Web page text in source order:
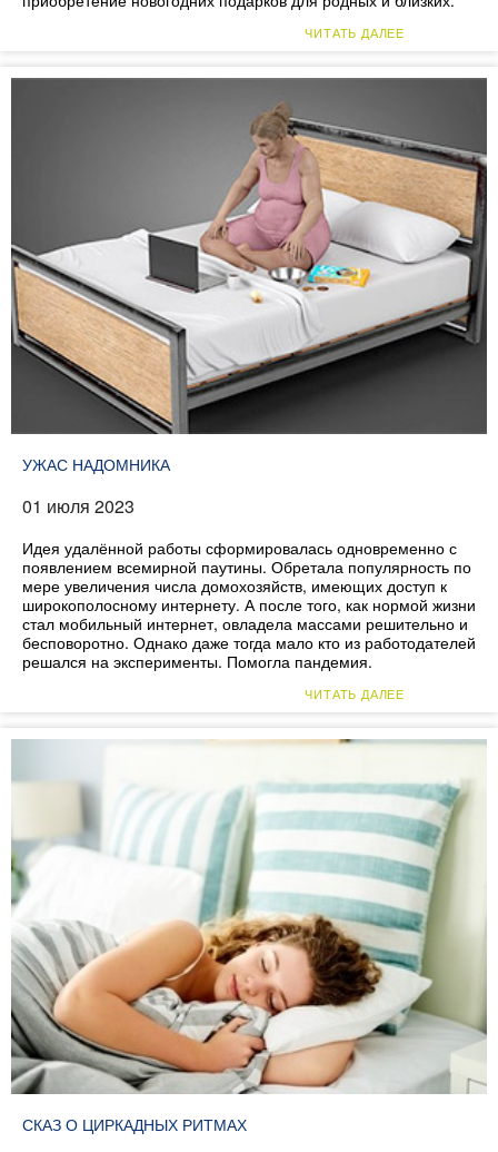
ЧИТАТЬ ДАЛЕЕ
УЖАС НАДОМНИКА
01 июля 2023
Идея удалённой работы сформировалась одновременно с
появлением всемирной паутины. Обретала популярность по
мере увеличения числа домохозяйств, имеющих доступ к
широкополосному интернету. А после того, как нормой жизни
стал мобильный интернет, овладела массами решительно и
бесповоротно. Однако даже тогда мало кто из работодателей
решался на эксперименты. Помогла пандемия.
ЧИТАТЬ ДАЛЕЕ
СКАЗ О ЦИРКАДНЫХ РИТМАХ